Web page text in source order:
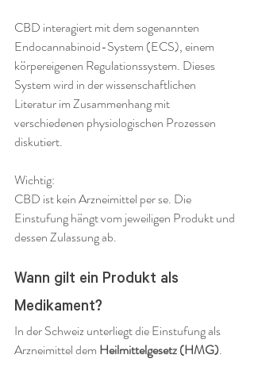
CBD interagiert mit dem sogenannten
Endocannabinoid-System (ECS), einem
körpereigenen Regulationssystem. Dieses
System wird in der wissenschaftlichen
Literatur im Zusammenhang mit
verschiedenen physiologischen Prozessen
diskutiert.
Wichtig:
CBD ist kein Arzneimittel per se. Die
Einstufung hängt vom jeweiligen Produkt und
dessen Zulassung ab.
Wann gilt ein Produkt als
Medikament?
In der Schweiz unterliegt die Einstufung als
Arzneimittel dem Heilmittelgesetz (HMG).